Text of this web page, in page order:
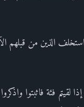
الذين من قبلهم
لقيتم فئة فاثبتوا